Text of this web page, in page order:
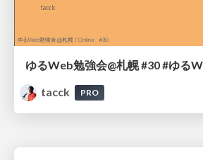
ゆるWeb勉強会@札幌 #30 #ゆる
tacck
PRO